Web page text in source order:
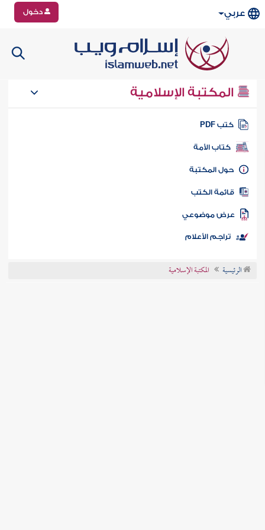
عربي دخول
المكتبة الإسلامية
كتب PDF
كتاب الأمة
المكتبة
الكتب
موضوعي
تراجم الأعلام
الرئيسية المكتبة الإسلامية